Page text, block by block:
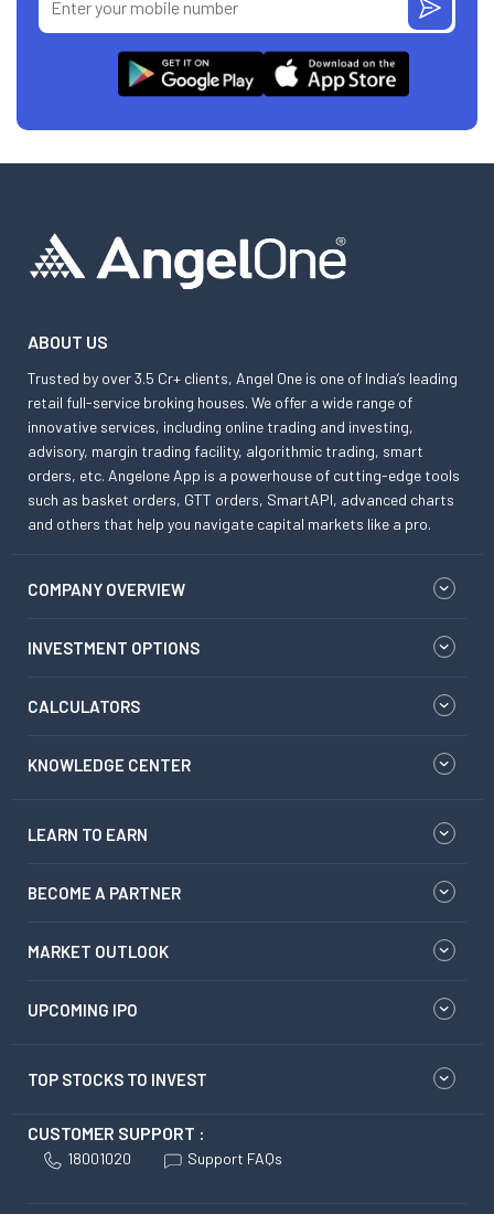
ABOUT US
Trusted by over 3.5 Cr+ clients, Angel One is one of India’s leading
retail full-service broking houses. We offer a wide range of
innovative services, including online trading and investing,
advisory, margin trading facility, algorithmic trading, smart
orders, etc. Angelone App is a powerhouse of cutting-edge tools
such as basket orders, GTT orders, SmartAPI, advanced charts
and others that help you navigate capital markets like a pro.
COMPANY OVERVIEW
INVESTMENT OPTIONS
CALCULATORS
KNOWLEDGE CENTER
LEARN TO EARN
BECOME A PARTNER
MARKET OUTLOOK
UPCOMING IPO
TOP STOCKS TO INVEST
CUSTOMER SUPPORT :
18001020 Support FAQs